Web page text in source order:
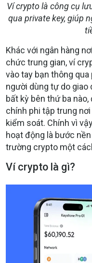
Ví crypto là công cụ
qua private key, giúp
Khác với ngân hàng
chức trung gian, ví
vào tay bạn thông
người dùng tự do giao
bất kỳ bên thứ ba
chính phi tập trung
kiểm soát. Chính vì
hoạt động là bước
trường crypto một
Ví crypto là gì?